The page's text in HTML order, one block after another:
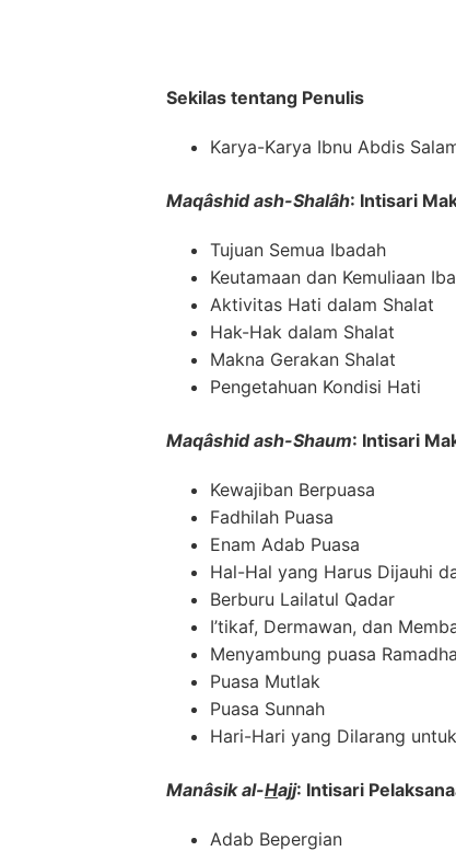
Sekilas tentang Penulis
Karya-Karya Ibnu Abdis
Maqâshid ash-Shalâh: Intisari
Tujuan Semua Ibadah
Keutamaan dan Kemuliaan
Aktivitas Hati dalam Shalat
Hak-Hak dalam Shalat
Makna Gerakan Shalat
Pengetahuan Kondisi Hati
Maqâshid ash-Shaum: Intisari
Kewajiban Berpuasa
Fadhilah Puasa
Enam Adab Puasa
Hal-Hal yang Harus Dijauhi
Berburu Lailatul Qadar
I’tikaf, Dermawan, dan
Menyambung puasa
Puasa Mutlak
Puasa Sunnah
Hari-Hari yang Dilarang
Manâsik al-Hajj: Intisari
Adab Bepergian